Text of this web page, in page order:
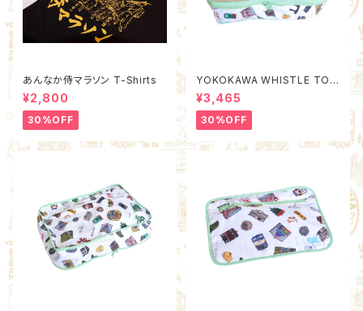
あんなか侍マラソン T-Shirts
¥2,800
30%OFF
YOKOKAWA WHISTLE TOW
N Packing Organizer M (Qu
ality Control by EACHTIME.
¥3,465
30%OFF